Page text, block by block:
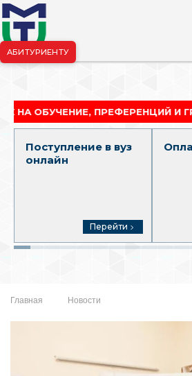
АБИТУРИЕНТУ
ПРЕФЕРЕНЦИЙ И
Поступление в вуз
онлайн
Перейти
Главная Новости